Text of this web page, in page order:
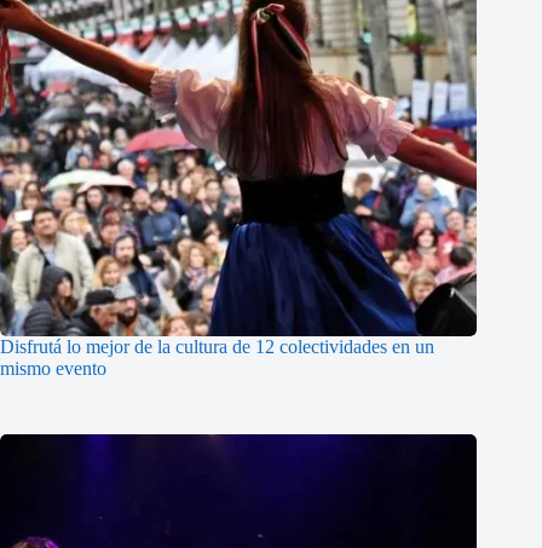
Disfrutá lo mejor de la cultura de 12 colectividades en un
mismo evento